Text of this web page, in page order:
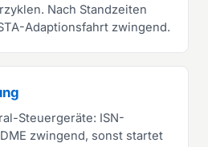
Nach Standzeiten
Adaptionsfahrt zwingend.
Steuergeräte: ISN-
zwingend, sonst startet